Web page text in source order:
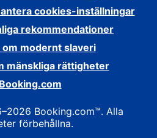
cookies-inställningar
rekommendationer
om modernt slaveri
mänskliga rättigheter
Booking.com™. Alla
förbehållna.